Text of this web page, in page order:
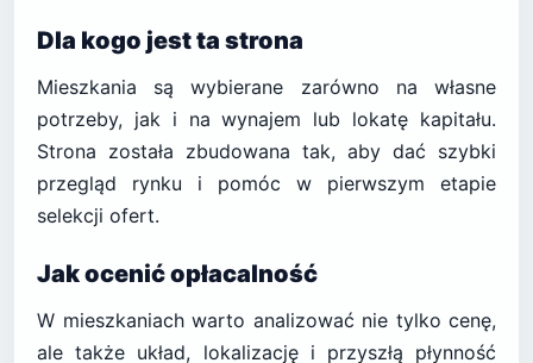
Dla kogo jest ta strona
Mieszkania są wybierane zarówno na własne
potrzeby, jak i na wynajem lub lokatę kapitału.
Strona została zbudowana tak, aby dać szybki
przegląd rynku i pomóc w pierwszym etapie
selekcji ofert.
Jak ocenić opłacalność
W mieszkaniach warto analizować nie tylko cenę,
ale także układ, lokalizację i przyszłą płynność